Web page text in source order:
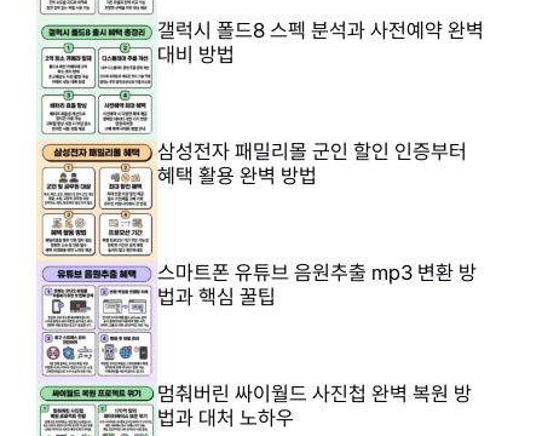
갤럭시 폴드8 스펙 분석과 사전예약 완벽
대비 방법
삼성전자 패밀리몰 군인 할인 인증부터
혜택 활용 완벽 방법
스마트폰 유튜브 음원추출 mp3 변환 방
법과 핵심 꿀팁
멈춰버린 싸이월드 사진첩 완벽 복원 방
법과 대처 노하우